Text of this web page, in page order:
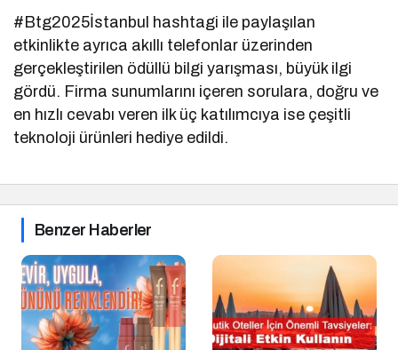
#Btg2025İstanbul hashtagi ile paylaşılan
etkinlikte ayrıca akıllı telefonlar üzerinden
gerçekleştirilen ödüllü bilgi yarışması, büyük ilgi
gördü. Firma sunumlarını içeren sorulara, doğru ve
en hızlı cevabı veren ilk üç katılımcıya ise çeşitli
teknoloji ürünleri hediye edildi.
Benzer Haberler